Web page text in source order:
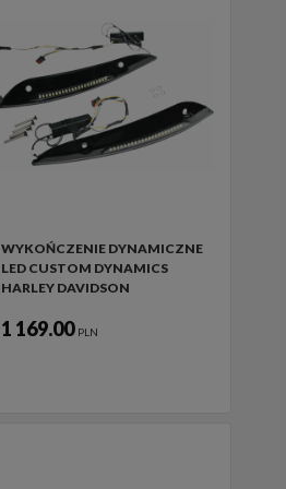
WYKOŃCZENIE DYNAMICZNE
LED CUSTOM DYNAMICS
HARLEY DAVIDSON
1 169.00 PLN